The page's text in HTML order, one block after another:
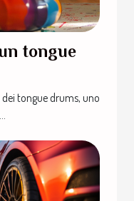
tongue
tongue drums, uno